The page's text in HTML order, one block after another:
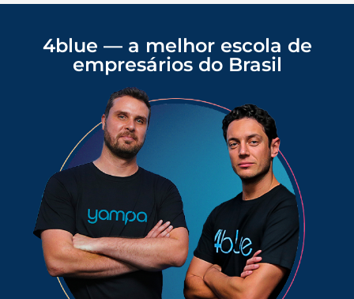
4blue — a melhor escola de
empresários do Brasil